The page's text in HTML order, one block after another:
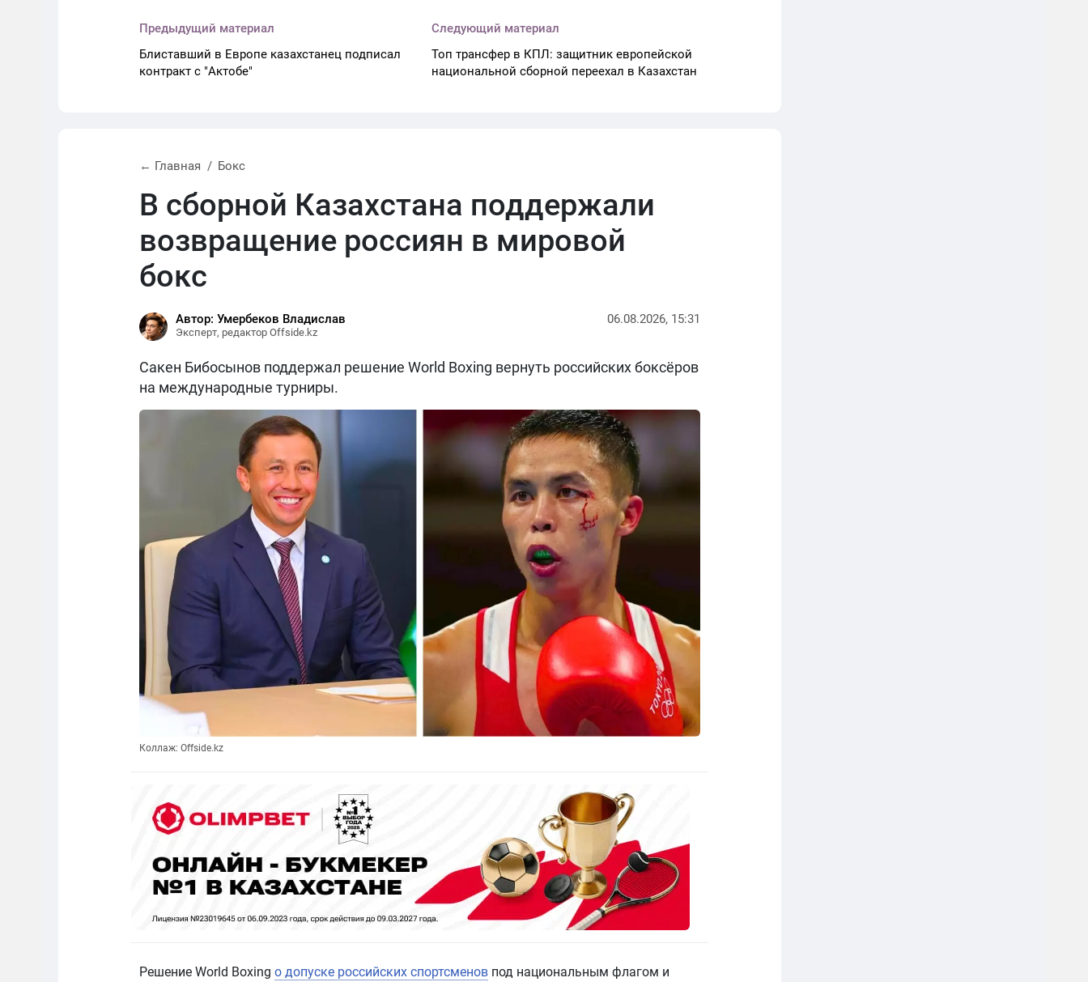
Предыдущий материал
Блиставший в Европе казахстанец подписал
контракт с "Актобе"
Следующий материал
Топ трансфер в КПЛ: защитник европейской
национальной сборной переехал в Казахстан
← Главная Бокс
В сборной Казахстана поддержали
возвращение россиян в мировой
бокс
Автор: Умербеков Владислав
Эксперт, редактор Offside.kz
06.08.2026, 15:31
Сакен Бибосынов поддержал решение World Boxing вернуть российских боксёров
на международные турниры.
Коллаж: Offside.kz
Решение World Boxing о допуске российских спортсменов под национальным флагом и